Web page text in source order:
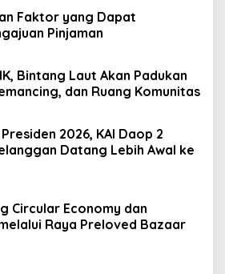
Faktor yang Dapat
Pinjaman
Bintang Laut Akan Padukan
dan Ruang Komunitas
2026, KAI Daop 2
Datang Lebih Awal ke
Circular Economy dan
Raya Preloved Bazaar